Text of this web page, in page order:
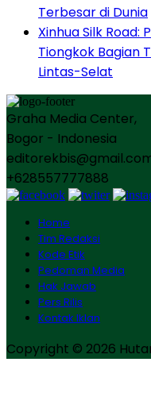
Terbesar di Dunia
Xinhua Silk Road:
Tiongkok Bagian
Lintas-Selat
Graha Media Center,
Bogor - Indonesia
+628557777888
Home
Tim Redaksi
Kode Etik
Pedoman Media
Hak Jawab
Pers Rilis
Kontak Iklan
Copyright © 2026